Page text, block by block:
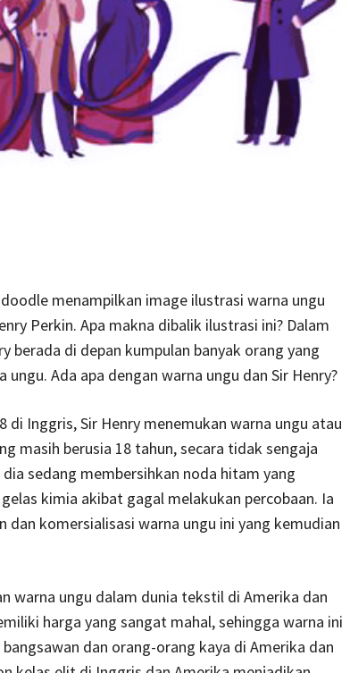
menampilkan image ilustrasi warna ungu
Perkin. Apa makna dibalik ilustrasi ini? Dalam
berada di depan kumpulan banyak orang yang
Ada apa dengan warna ungu dan Sir Henry?
di Inggris, Sir Henry menemukan warna ungu atau
masih berusia 18 tahun, secara tidak sengaja
sedang membersihkan noda hitam yang
kimia akibat gagal melakukan percobaan. Ia
dan komersialisasi warna ungu ini yang kemudian
warna ungu dalam dunia tekstil di Amerika dan
harga yang sangat mahal, sehingga warna ini
dan orang-orang kaya di Amerika dan